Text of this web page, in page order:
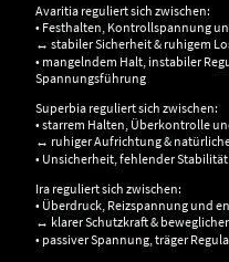
Avaritia reguliert sich zwischen:
• Festhalten, Kontrollspannung
↔ stabiler Sicherheit & ruhigem
• mangelndem Halt, instabiler
Spannungsführung
Superbia reguliert sich zwischen:
• starrem Halten, Überkontrolle
↔ ruhiger Aufrichtung &
• Unsicherheit, fehlender
Ira reguliert sich zwischen:
• Überdruck, Reizspannung und
↔ klarer Schutzkraft &
• passiver Spannung, träger